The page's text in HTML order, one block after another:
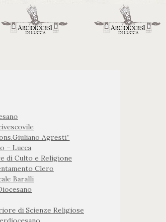
Agresti”
– Lucca
di Culto e Religione
Clero
Baralli
di Scienze Religiose